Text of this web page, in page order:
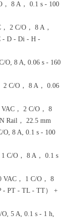
， 8 A， 0.1 s - 100
2 C/O， 8 A，
- D - Di - H -
O, 8 A, 0.06 s - 160
2 C/O， 8 A， 0.06
， 2 C/O， 8
Rail， 22.5 mm
O, 8 A, 0.1 s - 100
C/O， 8 A， 0.1 s
VAC， 1 C/O， 8
- PT - TL - TT） +
5 A, 0.1 s - 1 h,